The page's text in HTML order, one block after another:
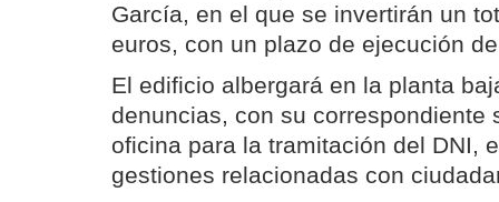
García, en el que se invertirán un
euros, con un plazo de ejecución
El edificio albergará en la planta
denuncias, con su correspondiente
oficina para la tramitación del DNI,
gestiones relacionadas con